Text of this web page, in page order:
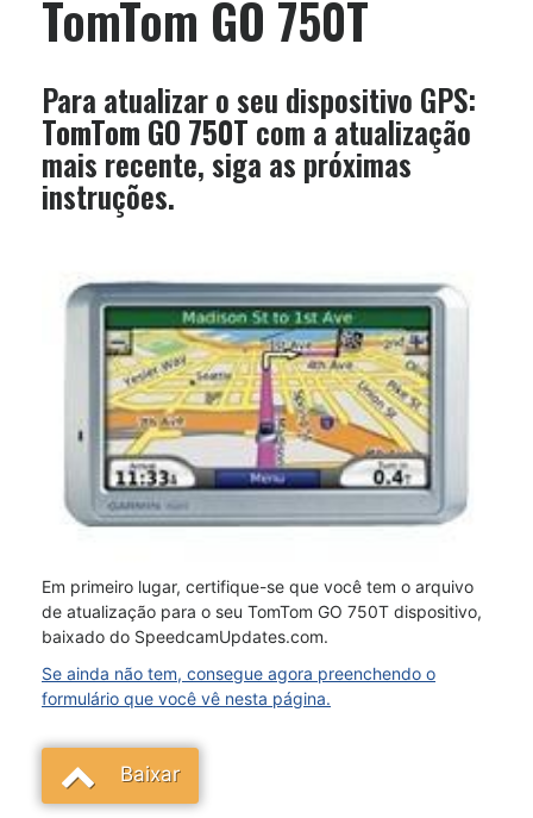
TomTom GO 750T
Para atualizar o seu dispositivo GPS:
TomTom GO 750T com a atualização
mais recente, siga as próximas
instruções.
Em primeiro lugar, certifique-se que você tem o arquivo
de atualização para o seu TomTom GO 750T dispositivo,
baixado do SpeedcamUpdates.com.
Se ainda não tem, consegue agora preenchendo o
formulário que você vê nesta página.
Baixar